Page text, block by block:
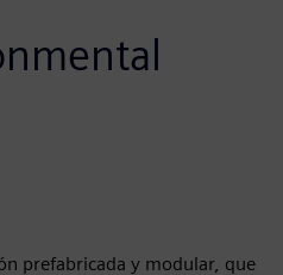
prefabricada y modular, que